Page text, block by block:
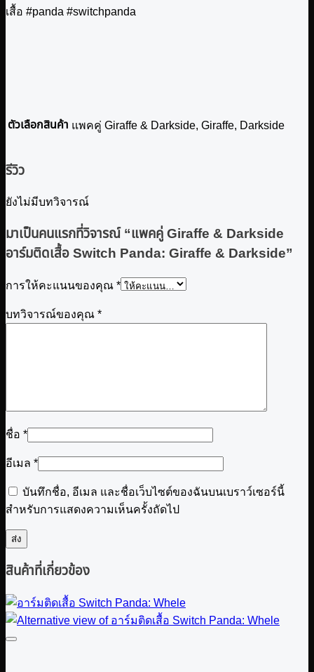
เสื้อ #panda #switchpanda
ตัวเลือกสินค้า แพคคู่ Giraffe & Darkside, Giraffe, Darkside
รีวิว
ยังไม่มีบทวิจารณ์
มาเป็นคนแรกที่วิจารณ์ “แพคคู่ Giraffe & Darkside
อาร์มติดเสื้อ Switch Panda: Giraffe & Darkside”
การให้คะแนนของคุณ *
บทวิจารณ์ของคุณ *
ชื่อ *
อีเมล *
บันทึกชื่อ, อีเมล และชื่อเว็บไซต์ของฉันบนเบราว์เซอร์นี้
สำหรับการแสดงความเห็นครั้งถัดไป
สินค้าที่เกี่ยวข้อง